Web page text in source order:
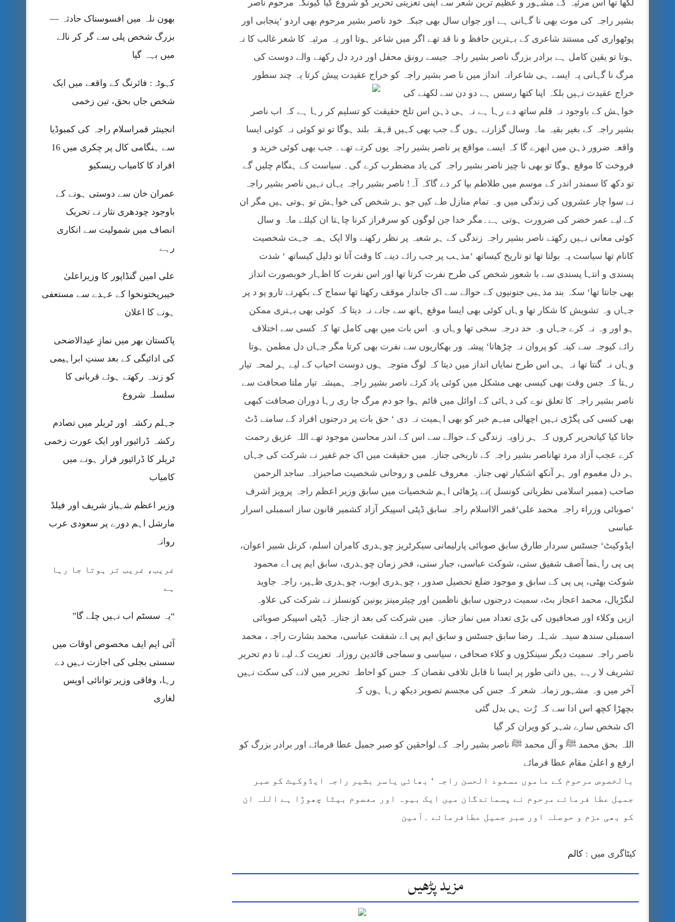
بھون نلہ میں افسوسناک حادثہ —
بزرگ شخص پلی سے گر کر نالے
میں بہہ گیا
کہوٹہ: فائرنگ کے واقعے میں ایک
شخص جاں بحق، تین زخمی
انجینئر قمراسلام راجہ کی کمبوڈیا
سے ہنگامی کال پر چکری میں 16
افراد کا کامیاب ریسکیو
عمران خان سے دوستی ہونے کے
باوجود چودھری نثار نے تحریک
انصاف میں شمولیت سے انکاری
رہے
علی امین گنڈاپور کا وزیراعلیٰ
خیبرپختونخوا کے عہدے سے مستعفی
ہونے کا اعلان
پاکستان بھر میں نمازِ عیدالاضحی
کی ادائیگی کے بعد سنتِ ابراہیمی
کو زندہ رکھتے ہوئے قربانی کا
سلسلہ شروع
جہلم رکشہ اور ٹریلر میں تصادم
رکشہ ڈرائیور اور ایک عورت زخمی
ٹریلر کا ڈرائیور فرار ہونے میں
کامیاب
وزیر اعظم شہباز شریف اور فیلڈ
مارشل اہم دورے پر سعودی عرب
روانہ
غریب، غریب تر ہوتا جا رہا
ہے
“یہ سسٹم اب نہیں چلے گا”
آئی ایم ایف مخصوص اوقات میں
سستی بجلی کی اجازت نہیں دے
رہا، وفاقی وزیر توانائی اویس
لغاری
لکھا تھا اس مرثیہ کے مشہور و عظیم ترین شعر سے اپنی تعزیتی تحریر کو شروع کیا کیونکہ مرحوم ناصر
بشیر راجہ کی موت بھی نا گہانی ہے اور جواں سال بھی جبکہ خود ناصر بشیر مرحوم بھی اردو ‘پنجابی اور
پوٹھواری کی مستند شاعری کے بہترین حافظ و نا قد تھے اگر میں شاعر ہوتا اور یہ مرثیہ کا شعر غالب کا نہ
ہوتا تو یقین کامل ہے برادر بزرگ ناصر بشیر راجہ جیسے رونق محفل اور درد دل رکھنے والے دوست کی
مرگ نا گہانی پہ ایسے ہی شاعرانہ انداز میں نا صر بشیر راجہ کو خراج عقیدت پیش کرتا یہ چند سطور
خراج عقیدت نہیں بلکہ اپنا کتھا رسس ہے دو دن سے لکھنے کی
خواہش کے باوجود نہ قلم ساتھ دے رہا ہے نہ ہی ذہن اس تلخ حقیقت کو تسلیم کر رہا ہے کہ اب ناصر
بشیر راجہ کے بغیر بقیہ ماہ وسال گزارنے ہوں گے جب بھی کہیں قہقہ بلند ہوگا تو تو کوئی نہ کوئی ایسا
واقعہ ضرور ذہن میں ابھرے گا کہ ایسے مواقع پر ناصر بشیر راجہ یوں کرتے تھے۔ جب بھی کوئی خرید و
فروخت کا موقع ہوگا تو بھی نا چیز ناصر بشیر راجہ کی یاد مضطرب کرے گی۔ سیاست کے ہنگام چلیں گے
تو دکھ کا سمندر اندر کے موسم میں طلاطم بپا کر دے گاکہ آہ! ناصر بشیر راجہ یہاں نہیں ناصر بشیر راجہ
نے سوا چار عشروں کی زندگی میں وہ تمام منازل طے کیں جو ہر شخص کی خواہش تو ہوتی ہیں مگر ان
کے لیے عمر خضر کی ضرورت ہوتی ہے۔مگر خدا جن لوگوں کو سرفراز کرنا چاہتا ان کیلئے ماہ و سال
کوئی معانی نہیں رکھتے ناصر بشیر راجہ زندگی کے ہر شعبہ پر نظر رکھنے والا ایک ہمہ جہت شخصیت
کانام تھا سیاست پہ بولتا تھا تو تاریخ کیساتھ ‘مذہب پر جب رائے دینے کا وقت آتا تو دلیل کیساتھ ‘ شدت
پسندی و انتہا پسندی سے با شعور شخص کی طرح نفرت کرتا تھا اور اس نفرت کا اظہار خوبصورت انداز
بھی جانتا تھا‘ سکہ بند مذہبی جنونیوں کے حوالے سے اک جاندار موقف رکھتا تھا سماج کے بکھرتے تارو پو د پر
جہاں وہ تشویش کا شکار تھا وہاں کوئی بھی ایسا موقع ہاتھ سے جانے نہ دیتا کہ کوئی بھی بہتری ممکن
ہو اور وہ نہ کرے جہاں وہ حد درجہ سخی تھا وہاں وہ اس بات میں بھی کامل تھا کہ کسی سے اختلاف
رائے کیوجہ سے کینہ کو پروان نہ چڑھاتا‘ پیشہ ور بھکاریوں سے نفرت بھی کرتا مگر جہاں دل مطمن ہوتا
وہاں نہ گنتا تھا نہ ہی اس طرح نمایاں انداز میں دیتا کہ لوگ متوجہ ہوں دوست احباب کے لیے ہر لمحہ تیار
رہتا کہ جس وقت بھی کیسی بھی مشکل میں کوئی یاد کرئے ناصر بشیر راجہ ہمیشہ تیار ملتا صحافت سے
ناصر بشیر راجہ کا تعلق نوے کی دہائی کے اوائل میں قائم ہوا جو دم مرگ جا ری رہا دوران صحافت کبھی
بھی کسی کی پگڑی نہیں اچھالی مبہم خبر کو بھی اہمیت نہ دی ‘ حق بات پر درجنوں افراد کے سامنے ڈٹ
جاتا کیا کیاتحریر کروں کہ ہر زاویہ زندگی کے حوالے سے اس کے اندر محاسن موجود تھے اللہ عزیق رحمت
کرے عجب آزاد مرد تھاناصر بشیر راجہ کے تاریخی جنازہ میں حقیقت میں اک جم غفیر نے شرکت کی جہاں
ہر دل مغموم اور ہر آنکھ اشکبار تھی جنازہ معروف علمی و روحانی شخصیت صاحبزادہ ساجد الرحمن
صاحب (ممبر اسلامی نظریاتی کونسل )نے پڑھائی اہم شخصیات میں سابق وزیر اعظم راجہ پرویز اشرف
‘صوبائی وزراء راجہ محمد علی‘قمر الااسلام راجہ سابق ڈپٹی اسپیکر آزاد کشمیر قانون ساز اسمبلی اسرار
عباسی
ایڈوکیٹ‘ جسٹس سردار طارق سابق صوبائی پارلیمانی سیکرٹریز چوہدری کامران اسلم، کرنل شبیر اعوان،
پی پی راہنما آصف شفیق ستی، شوکت عباسی، جبار ستی، فخر زمان چوہدری، سابق ایم پی اے محمود
شوکت بھٹی، پی پی کے سابق و موجود ضلع تحصیل صدور ، چوہدری ایوب، چوہدری ظہیر، راجہ جاوید
لنگڑیال، محمد اعجاز بٹ، سمیت درجنوں سابق ناظمین اور چیئرمینز یونین کونسلز نے شرکت کی علاوہ
ازیں وکلاء اور صحافیوں کی بڑی تعداد میں نماز جنازہ میں شرکت کی بعد از جنازہ ڈپٹی اسپیکر صوبائی
اسمبلی سندھ سیدہ شہلہ رضا سابق جسٹس و سابق ایم پی اے شفقت عباسی، محمد بشارت راجہ، محمد
ناصر راجہ سمیت دیگر سینکڑوں و کلاء صحافی ، سیاسی و سماجی قائدین روزانہ تعزیت کے لیے تا دم تحریر
تشریف لا رہے ہیں ذاتی طور پر ایسا نا قابل تلافی نقصان کہ جس کو احاطہ تحریر میں لانے کی سکت نہیں
آخر میں وہ مشہور زمانہ شعر کہ جس کی مجسم تصویر دیکھ رہا ہوں کہ
بچھڑا کچھ اس ادا سے کہ رُت ہی بدل گئی
اک شخص سارے شہر کو ویران کر گیا
اللہ بحق محمد ﷺ و آل محمد ﷺ ناصر بشیر راجہ کے لواحقین کو صبر جمیل عطا فرمائے اور برادر بزرگ کو
ارفع و اعلیٰ مقام عطا فرمائے
بالخصوص مرحوم کے ماموں مسعود الحسن راجہ ‘ بھائی یاسر بشیر راجہ ایڈوکیٹ کو صبر
جمیل عطا فرمائے مرحوم نے پسماندگان میں ایک بیوہ اور معصوم بیٹا چھوڑا ہے اللہ ان
کو بھی عزم و حوصلہ اور صبر جمیل عطافرمائے ۔آمین
کیٹاگری میں : کالم
مزید پڑھیں